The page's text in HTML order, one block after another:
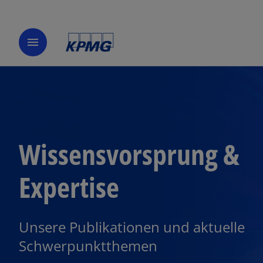
menu
Wissensvorsprung &
Expertise
Unsere Publikationen und aktuelle
Schwerpunktthemen